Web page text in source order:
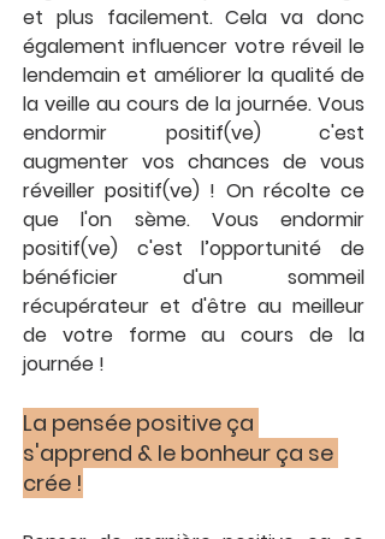
et plus facilement. Cela va donc
également influencer votre réveil le
lendemain et améliorer la qualité de
la veille au cours de la journée. Vous
endormir positif(ve) c'est
augmenter vos chances de vous
réveiller positif(ve) ! On récolte ce
que l'on sème. Vous endormir
positif(ve) c'est l’opportunité de
bénéficier d'un sommeil
récupérateur et d'être au meilleur
de votre forme au cours de la
journée !
La pensée positive ça
s'apprend & le bonheur ça se
crée !